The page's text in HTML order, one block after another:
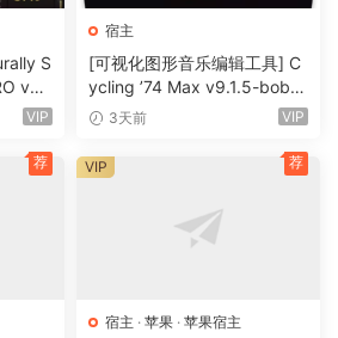
S
v5.
VIP
宿主
[可视化图形音乐编辑工具] C
ycling ’74 Max v9.1.5-bobd
ule [WiN]（724MB）
3天前 VIP
荐
宿主 · 苹果 · 苹果宿主
VIP 荐